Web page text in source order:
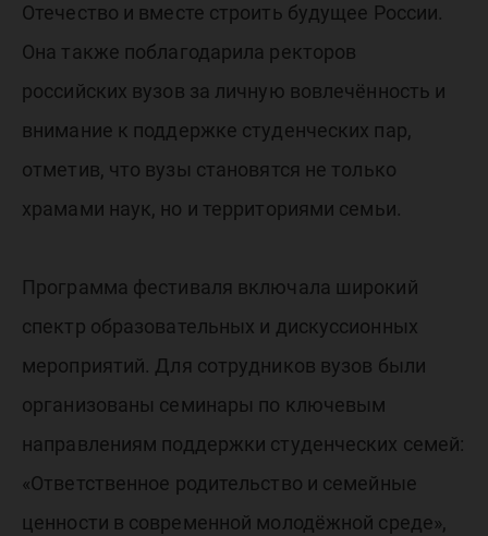
Отечество и вместе строить будущее России.
Она также поблагодарила ректоров
российских вузов за личную вовлечённость и
внимание к поддержке студенческих пар,
отметив, что вузы становятся не только
храмами наук, но и территориями семьи.
Программа фестиваля включала широкий
спектр образовательных и дискуссионных
мероприятий. Для сотрудников вузов были
организованы семинары по ключевым
направлениям поддержки студенческих семей:
«Ответственное родительство и семейные
ценности в современной молодёжной среде»,